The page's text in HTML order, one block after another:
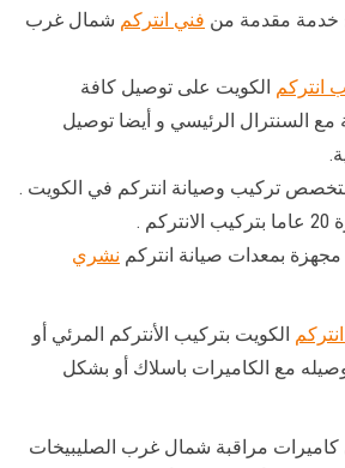
خدمة مقدمة من فني انتركم شمال غرب
انتركم الكويت على توصيل كافة
مع السنترال الرئيسي و أيضا توصيل
تركيب وصيانة انتركم في الكويت .
.
بمعدات صيانة انتركم نشري
الكويت بتركيب الأنتركم المرئي أو
مع الكاميرات باسلاك أو بشكل
كاميرات مراقبة شمال غرب الصليبيخات